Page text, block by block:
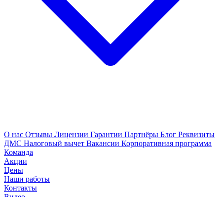
О нас Отзывы Лицензии Гарантии Партнёры Блог Реквизиты
ДМС Налоговый вычет Вакансии Корпоративная программа
Команда
Акции
Цены
Наши работы
Контакты